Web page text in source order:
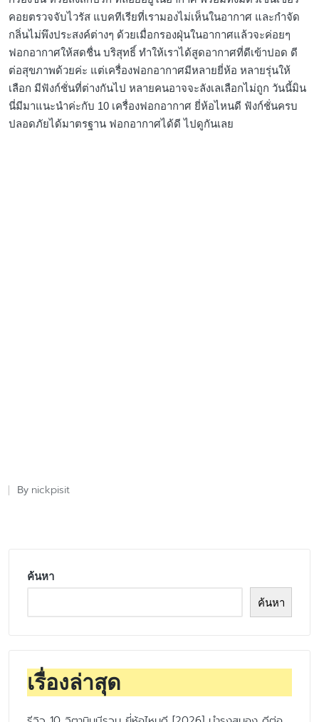
คอยตรวจจับไวรัส แบคทีเรียที่เรามองไม่เห็นในอากาศ และกำจัด
กลิ่นไม่พึงประสงค์ต่างๆ ด้วยเมื่อกรองฝุ่นในอากาศแล้วจะค่อยๆ
ฟอกอากาศให้สดชื่น บริสุทธิ์ ทำให้เราได้สูดอากาศที่ดีเข้าปอด ดี
ต่อสุขภาพด้วยค่ะ แต่เครื่องฟอกอากาศมีหลายยี่ห้อ หลายรุ่นให้
เลือก มีฟังก์ชั่นที่ต่างกันไป หลายคนอาจจะลังเลเลือกไม่ถูก วันนี้มิน
นี่มีมาแนะนำค่ะกับ 10 เครื่องฟอกอากาศ ยี่ห้อไหนดี ฟังก์ชั่นครบ
ปลอดภัยได้มาตรฐาน ฟอกอากาศได้ดี ไปดูกันเลย
Posted
By nickpisit
ค้นหา
ค้นหา
เรื่องล่าสุด